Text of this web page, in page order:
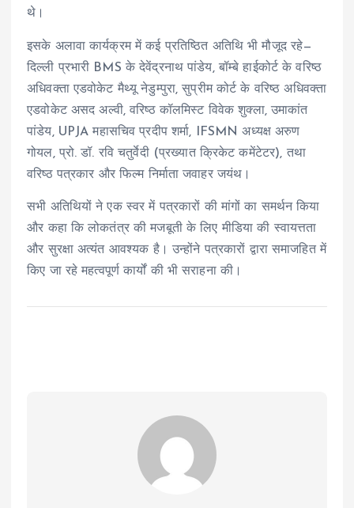
थे।
इसके अलावा कार्यक्रम में कई प्रतिष्ठित अतिथि भी मौजूद रहे—
दिल्ली प्रभारी BMS के देवेंद्रनाथ पांडेय, बॉम्बे हाईकोर्ट के वरिष्ठ
अधिवक्ता एडवोकेट मैथ्यू नेडुम्पुरा, सुप्रीम कोर्ट के वरिष्ठ अधिवक्ता
एडवोकेट असद अल्वी, वरिष्ठ कॉलमिस्ट विवेक शुक्ला, उमाकांत
पांडेय, UPJA महासचिव प्रदीप शर्मा, IFSMN अध्यक्ष अरुण
गोयल, प्रो. डॉ. रवि चतुर्वेदी (प्रख्यात क्रिकेट कमेंटेटर), तथा
वरिष्ठ पत्रकार और फिल्म निर्माता जवाहर जयंथ।
सभी अतिथियों ने एक स्वर में पत्रकारों की मांगों का समर्थन किया
और कहा कि लोकतंत्र की मजबूती के लिए मीडिया की स्वायत्तता
और सुरक्षा अत्यंत आवश्यक है। उन्होंने पत्रकारों द्वारा समाजहित में
किए जा रहे महत्वपूर्ण कार्यों की भी सराहना की।